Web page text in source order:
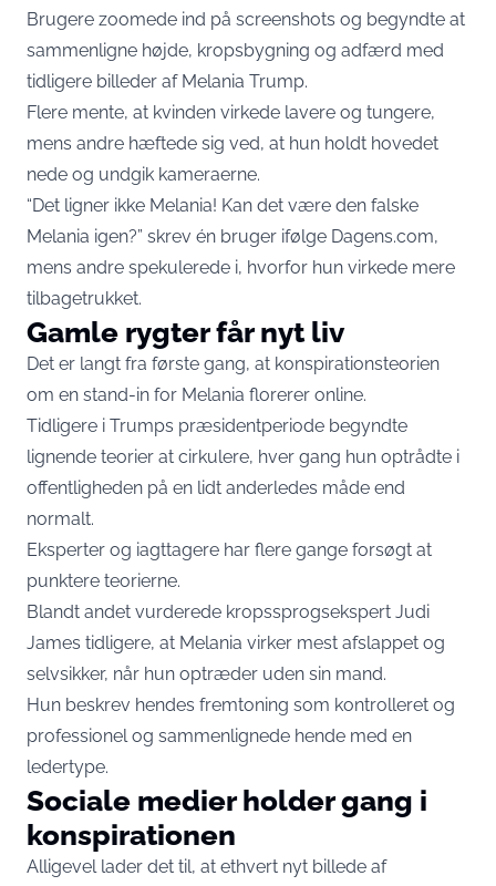
Brugere zoomede ind på screenshots og begyndte at
sammenligne højde, kropsbygning og adfærd med
tidligere billeder af Melania Trump.
Flere mente, at kvinden virkede lavere og tungere,
mens andre hæftede sig ved, at hun holdt hovedet
nede og undgik kameraerne.
“Det ligner ikke Melania! Kan det være den falske
Melania igen?” skrev én bruger ifølge Dagens.com,
mens andre spekulerede i, hvorfor hun virkede mere
tilbagetrukket.
Gamle rygter får nyt liv
Det er langt fra første gang, at konspirationsteorien
om en stand-in for Melania florerer online.
Tidligere i Trumps præsidentperiode begyndte
lignende teorier at cirkulere, hver gang hun optrådte i
offentligheden på en lidt anderledes måde end
normalt.
Eksperter og iagttagere har flere gange forsøgt at
punktere teorierne.
Blandt andet vurderede kropssprogsekspert Judi
James tidligere, at Melania virker mest afslappet og
selvsikker, når hun optræder uden sin mand.
Hun beskrev hendes fremtoning som kontrolleret og
professionel og sammenlignede hende med en
ledertype.
Sociale medier holder gang i
konspirationen
Alligevel lader det til, at ethvert nyt billede af